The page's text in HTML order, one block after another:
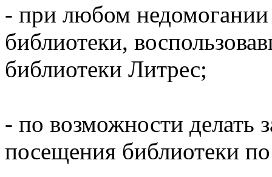
- при любом недомогании
библиотеки,
библиотеки Литрес;
- по возможности делать
посещения библиотеки